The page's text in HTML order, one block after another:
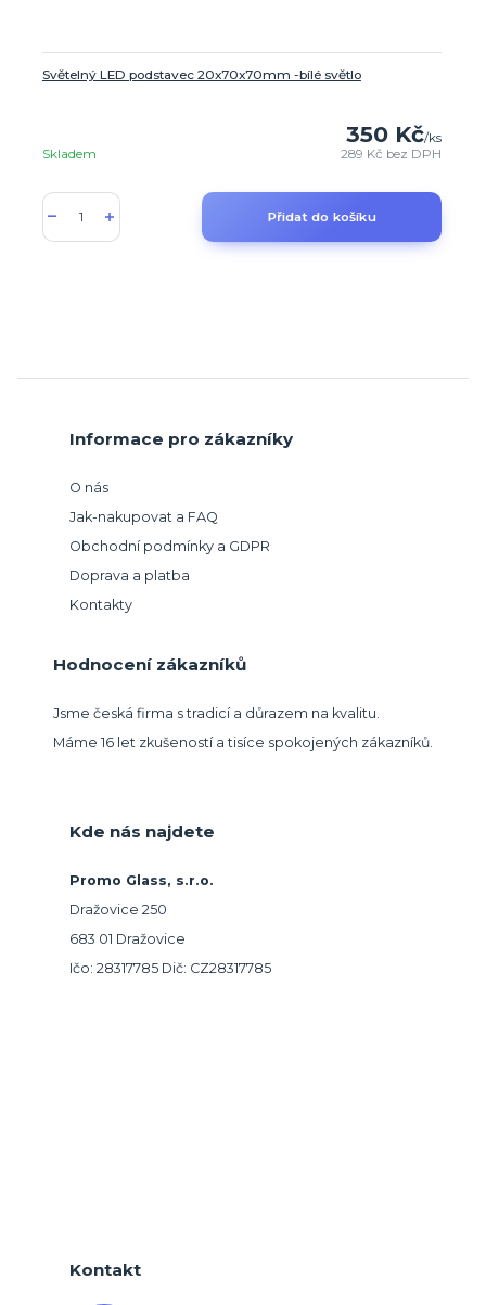
Světelný LED podstavec 20x70x70mm -bílé světlo
350 Kč/ks
289 Kč bez DPH
Skladem
Přidat do košíku
Informace pro zákazníky
O nás
Jak-nakupovat a FAQ
Obchodní podmínky a GDPR
Doprava a platba
Kontakty
Hodnocení zákazníků
Jsme česká firma s tradicí a důrazem na kvalitu.
Máme 16 let zkušeností a tisíce spokojených zákazníků.
Kde nás najdete
Promo Glass, s.r.o.
Dražovice 250
683 01 Dražovice
Ičo: 28317785 Dič: CZ28317785
Kontakt